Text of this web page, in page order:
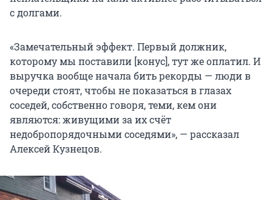
с долгами.
«Замечательный эффект. Первый должник,
которому мы поставили [конус], тут же оплатил. И
выручка вообще начала бить рекорды — люди в
очереди стоят, чтобы не показаться в глазах
соседей, собственно говоря, теми, кем они
являются: живущими за их счёт
недобропорядочными соседями», — рассказал
Алексей Кузнецов.